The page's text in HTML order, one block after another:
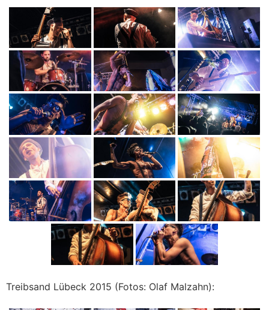
Treibsand Lübeck 2015 (Fotos: Olaf Malzahn):